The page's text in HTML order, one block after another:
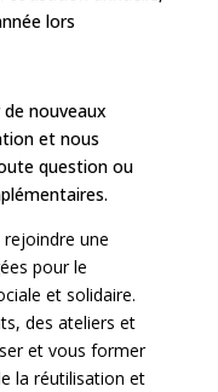
lors
de nouveaux
et nous
question ou
rejoindre une
pour le
et solidaire.
des ateliers et
et vous former
la réutilisation et